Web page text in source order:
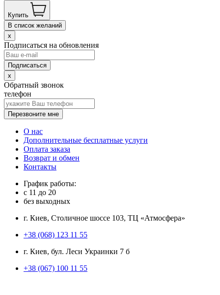
Купить
В список желаний
x
Подписаться на обновления
x
Обратный звонок
телефон
Перезвоните мне
О нас
Дополнительные бесплатные услуги
Оплата заказа
Возврат и обмен
Контакты
График работы:
с 11 до 20
без выходных
г. Киев, Столичное шоссе 103, ТЦ «Атмосфера»
+38 (068) 123 11 55
г. Киев, бул. Леси Украинки 7 б
+38 (067) 100 11 55